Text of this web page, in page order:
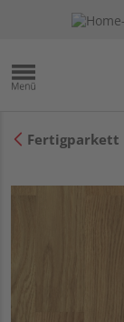
Fertigparkett